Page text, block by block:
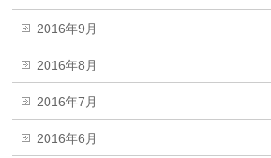
2016年9月
2016年8月
2016年7月
2016年6月